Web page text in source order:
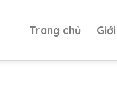
Trang chủ